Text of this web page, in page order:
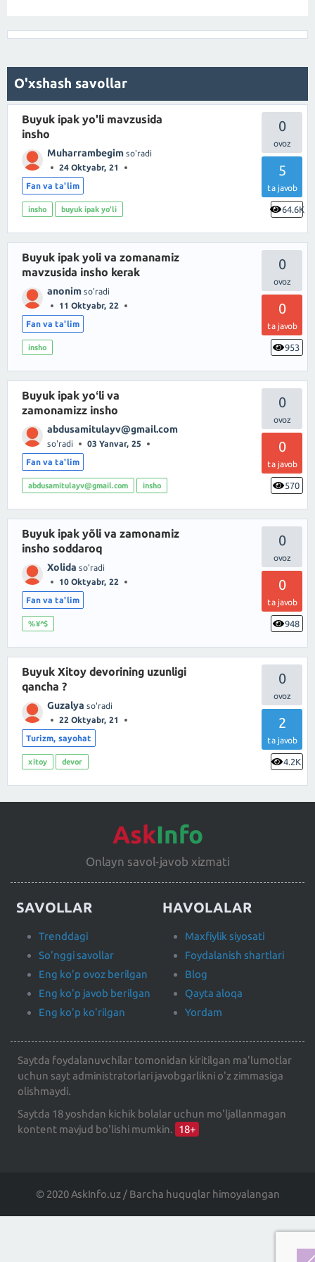
O'xshash savollar
0
5
ta javob
64.6K
Buyuk ipak yo'li mavzusida
insho
Muharrambegim so'radi
24 Oktyabr, 21
Fan va ta'lim
insho buyuk ipak yo'li
0
0
ta javob
953
Buyuk ipak yoli va zomanamiz
mavzusida insho kerak
anonim so'radi
11 Oktyabr, 22
Fan va ta'lim
insho
0
0
ta javob
570
Buyuk ipak yoʻli va
zamonamizz insho
abdusamitulayv@gmail.com
so'radi
03 Yanvar, 25
Fan va ta'lim
abdusamitulayv@gmail.com insho
0
0
ta javob
948
Buyuk ipak yõli va zamonamiz
insho soddaroq
Xolida so'radi
10 Oktyabr, 22
Fan va ta'lim
%¥^$
0
2
ta javob
4.2K
Buyuk Xitoy devorining uzunligi
qancha ?
Guzalya so'radi
22 Oktyabr, 21
Turizm, sayohat
xitoy devor
AskInfo
Onlayn savol-javob xizmati
SAVOLLAR
Trenddagi
So'nggi savollar
Eng ko'p ovoz berilgan
Eng ko'p javob berilgan
Eng ko'p ko'rilgan
HAVOLALAR
Maxfiylik siyosati
Foydalanish shartlari
Blog
Qayta aloqa
Yordam
Saytda foydalanuvchilar tomonidan kiritilgan ma'lumotlar
uchun sayt administratorlari javobgarlikni o'z zimmasiga
olishmaydi.
Saytda 18 yoshdan kichik bolalar uchun mo'ljallanmagan
kontent mavjud bo'lishi mumkin. 18+
© 2020 AskInfo.uz / Barcha huquqlar himoyalangan